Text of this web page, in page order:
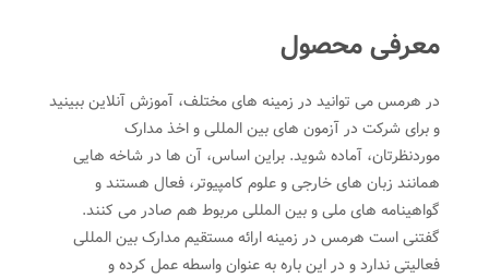
معرفی محصول
در هرمس می توانید در زمینه های مختلف، آموزش آنلاین ببینید
و برای شرکت در آزمون های بین المللی و اخذ مدارک
موردنظرتان، آماده شوید. براین اساس، آن ها در شاخه هایی
همانند زبان های خارجی و علوم کامپیوتر، فعال هستند و
گواهینامه های ملی و بین المللی مربوط هم صادر می کنند.
گفتنی است هرمس در زمینه ارائه مستقیم مدارک بین المللی
فعالیتی ندارد و در این باره به عنوان واسطه عمل کرده و